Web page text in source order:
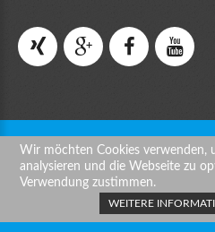
© 2026 BATAVER Vertriebs GmbH
Impressum
Back to
Wir möchten Cookies verwenden,
analysieren und die Webseite zu
Verwendung zustimmen.
WEITERE